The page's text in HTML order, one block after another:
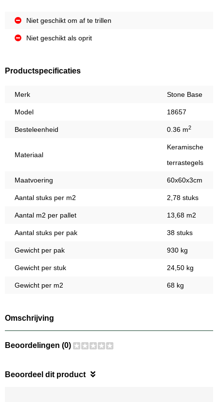
Niet geschikt om af te trillen
Niet geschikt als oprit
Productspecificaties
Merk Stone Base
Model 18657
Besteleenheid 0.36 m2
Materiaal
Keramische
terrastegels
Maatvoering 60x60x3cm
Aantal stuks per m2 2,78 stuks
Aantal m2 per pallet 13,68 m2
Aantal stuks per pak 38 stuks
Gewicht per pak 930 kg
Gewicht per stuk 24,50 kg
Gewicht per m2 68 kg
Omschrijving
Beoordelingen (0)
Beoordeel dit product